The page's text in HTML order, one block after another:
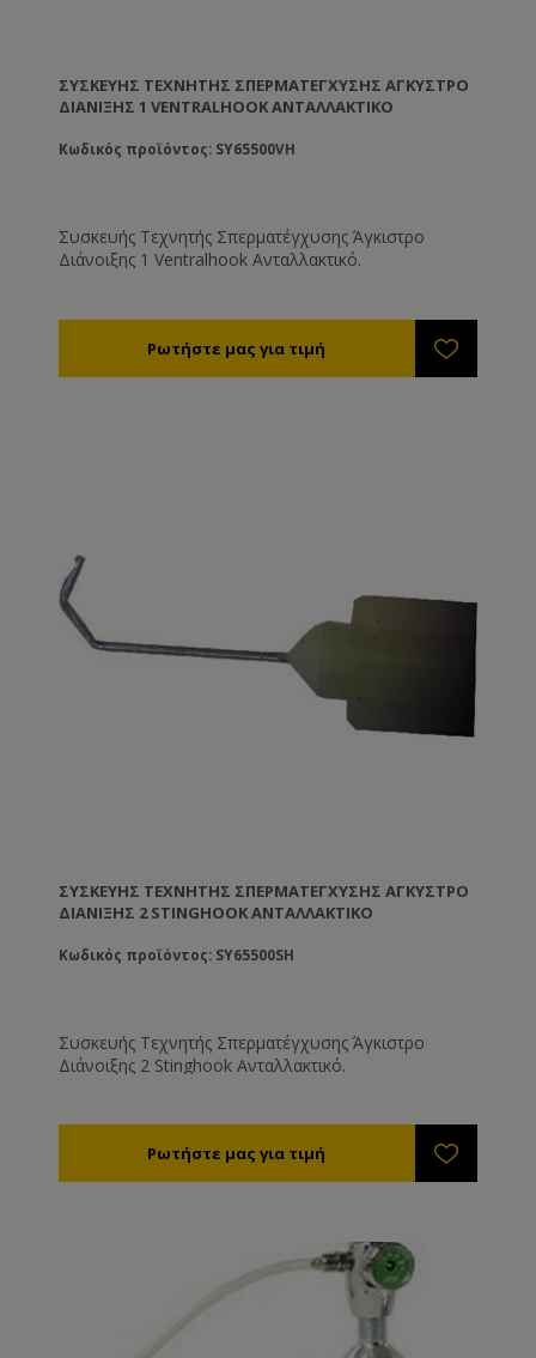
ΣΥΣΚΕΥΉΣ ΤΕΧΝΗΤΉΣ ΣΠΕΡΜΑΤΈΓΧΥΣΗΣ ΆΓΚΥΣΤΡΟ
ΔΙΆΝΙΞΗΣ 1 VENTRALHOOK ΑΝΤΑΛΛΑΚΤΙΚΌ
Κωδικός προϊόντος: SY65500VH
Συσκευής Τεχνητής Σπερματέγχυσης Άγκιστρο
Διάνοιξης 1 Ventralhook Ανταλλακτικό.
ΣΥΣΚΕΥΉΣ ΤΕΧΝΗΤΉΣ ΣΠΕΡΜΑΤΈΓΧΥΣΗΣ ΆΓΚΥΣΤΡΟ
ΔΙΆΝΙΞΗΣ 2 STINGHOOK ΑΝΤΑΛΛΑΚΤΙΚΌ
Κωδικός προϊόντος: SY65500SH
Συσκευής Τεχνητής Σπερματέγχυσης Άγκιστρο
Διάνοιξης 2 Stinghook Ανταλλακτικό.